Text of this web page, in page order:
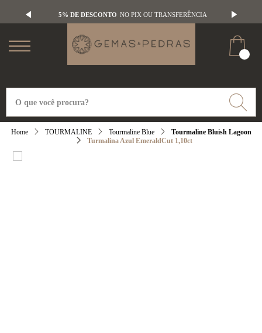
5% DE DESCONTO NO PIX OU TRANSFERÊNCIA
TOURMALINE Tourmaline Blue
Tourmaline Bluish Lagoon
Turmalina Azul EmeraldCut 1,10ct